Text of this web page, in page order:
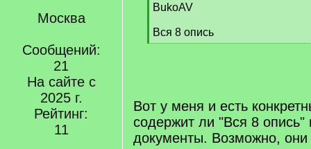
Москва
Сообщений:
21
На сайте с
2025 г.
Рейтинг:
11
[
]
BukoAV
Вся 8 опись
[
Вот у меня и есть
содержит ли "Вся 8
документы. Возможно, они